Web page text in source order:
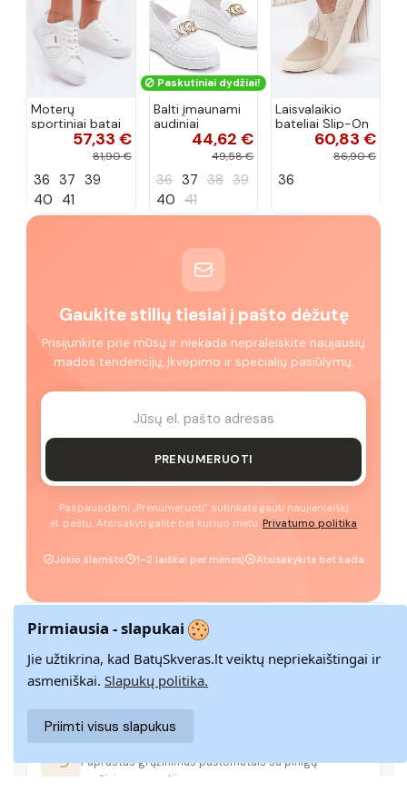
Moterų
sportiniai batai
su ažūro
elementais Big
baltos spalvos
57,33 €
81,90 €
36 37 39
40 41
Paskutiniai dydžiai!
Balti įmaunami
audiniai
sportbačiai su
44,62 €
49,58 €
36 37 38 39
40 41
Laisvalaikio
bateliai Slip-On
Big Star
RR274721 smėlio
60,83 €
86,90 €
36
Gaukite stilių tiesiai į pašto dėžutę
Prisijunkite prie mūsų ir niekada nepraleiskite naujausių
mados tendencijų, įkvėpimo ir specialių pasiūlymų.
PRENUMERUOTI
Paspausdami „Prenumeruoti" sutinkate gauti naujienlaiškį
el. paštu. Atsisakyti galite bet kuriuo metu. Privatumo politika
Jokio šlamšto 1–2 laiškai per mėnesį Atsisakykite bet kada
GREITAS PRISTATYMAS
Pristatome visoje Lietuvoje per 3–9 d. d.
14 DIENŲ GRĄŽINIMAS
Paprastas grąžinimas paštomatais su pinigų
grąžinimo garantija
Pirmiausia - slapukai
Jie užtikrina, kad BatųSkveras.lt veiktų nepriekaištingai ir
asmeniškai. Slapukų politika.
Priimti visus slapukus